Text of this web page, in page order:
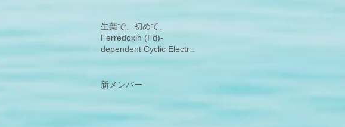
生葉で、初めて、
Ferredoxin (Fd)-
dependent Cyclic Electron
新規サイクリックの存在を
新メンバー